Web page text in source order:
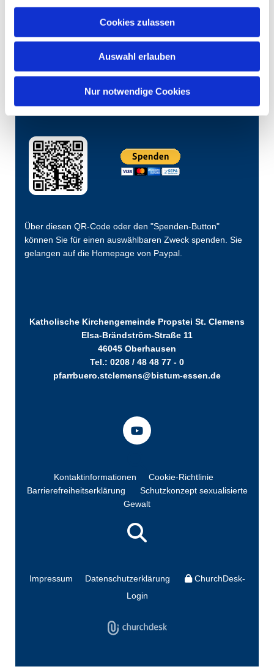
Cookies zulassen
Auswahl erlauben
Nur notwendige Cookies
Über diesen QR-Code oder den "Spenden-Button"
können Sie für einen auswählbaren Zweck spenden. Sie
gelangen auf die Homepage von Paypal.
Katholische Kirchengemeinde Propstei St. Clemens
Elsa-Brändström-Straße 11
46045 Oberhausen
Tel.: 0208 / 48 48 77 - 0
pfarrbuero.stclemens@bistum-essen.de
Kontaktinformationen
Cookie-Richtlinie
Barrierefreiheitserklärung
Schutzkonzept sexualisierte
Gewalt
Impressum Datenschutzerklärung
ChurchDesk-
Login